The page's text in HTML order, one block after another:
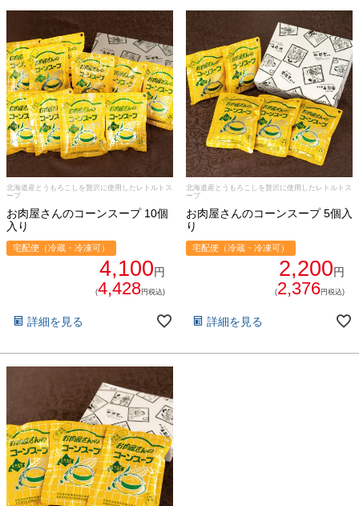
ご注文ガイド
配送・送料
熨斗・カード
イイジマとは
ショップ一覧
法人の方へ
よくある質問
食べ方からから探す
すき焼き
しゃぶしゃぶ
焼き肉
BBQ
みそ漬け
レトルトカレー
シャルキュトリー
北海道産とうもろこしを贅沢に使用したレトルトス
ープ
お肉屋さんのコーンスープ 10個
入り
宅配便（冷蔵・冷凍可）
4,100円
(4,428円税込)
詳細を見る
北海道産とうもろこしを贅沢に使用したレトルトス
ープ
お肉屋さんのコーンスープ 5個入
り
宅配便（冷蔵・冷凍可）
2,200円
(2,376円税込)
詳細を見る